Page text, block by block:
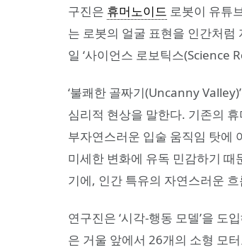
구진은 휴머노이드 로봇이 유튜
는 로봇의 얼굴 표현을 인간처
일 ‘사이언스 로보틱스(Science
‘불쾌한 골짜기(Uncanny
심리적 현상을 말한다. 기존의
부자연스러운 입술 움직임 탓에
미세한 변화에 유독 민감하기
기에, 인간 특유의 자연스러운
연구진은 ‘시각-행동 모델’을 도
은 거울 앞에서 26개의 소형 모